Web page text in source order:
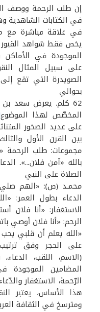
إن طلب الرحمة ووصف
في الكتابات الشاهدية
في علاقة مباشرة مع
يخص فقط شواهد
الموجودة في الأماكن
على سبيل المثال
الصويدرة التي تقع
بحوالي
62 كلم. يعرض سعد بن
المخصّص لهذا الموضوع
على عديد الصخور
بين القرن الأول
مجموعات: طلب الرحمة
بالله «آمن فلان...».
الصلاة على النبي
محمـد (ص): «الهم
الدعاء بطول العمر:
الاستغفار: «أنا فلان
الرحم: «أنا فلان أوصي
«الله يعلم أن قلبي
على الحجر وفق ترتيب
(الاسم، اللقب،
المضامين
الرّحمة، الاستغفار
هذا الأساس، يعتبر
ومترسخ في الثقافة